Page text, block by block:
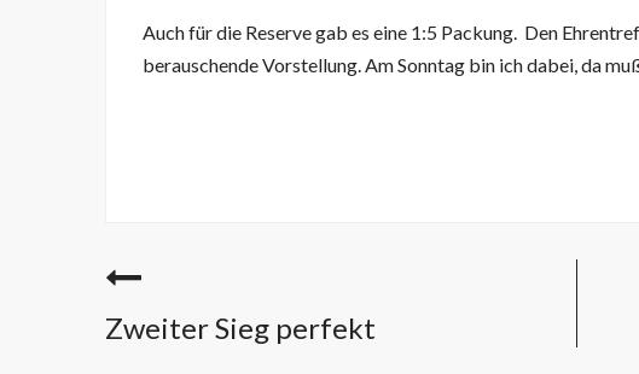
Auch für die Reserve gab es eine 1:5 Packung. Den
berauschende Vorstellung. Am Sonntag bin ich dabei, da
Zweiter Sieg perfekt